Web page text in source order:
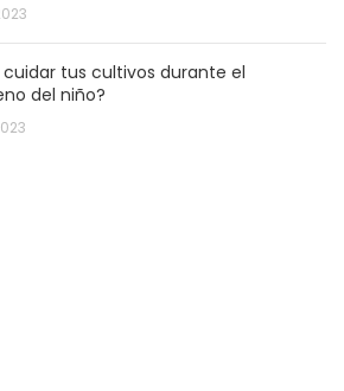
tus cultivos durante el
del niño?